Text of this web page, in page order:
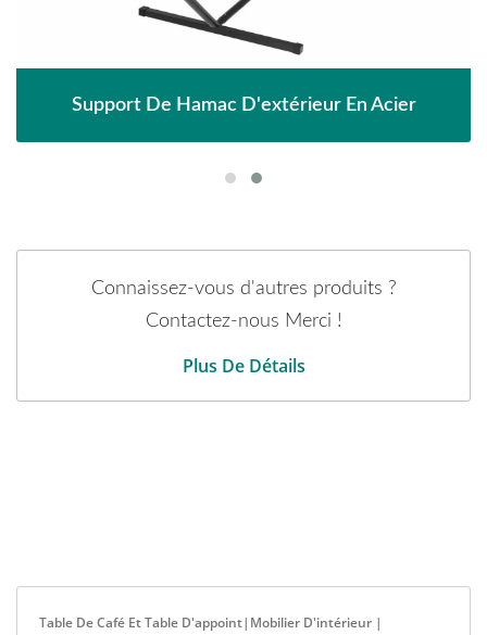
Support De Hamac D'extérieur En Acier
Connaissez-vous d'autres produits ?
Contactez-nous Merci !
Plus De Détails
Table De Café Et Table D'appoint|Mobilier D'intérieur |